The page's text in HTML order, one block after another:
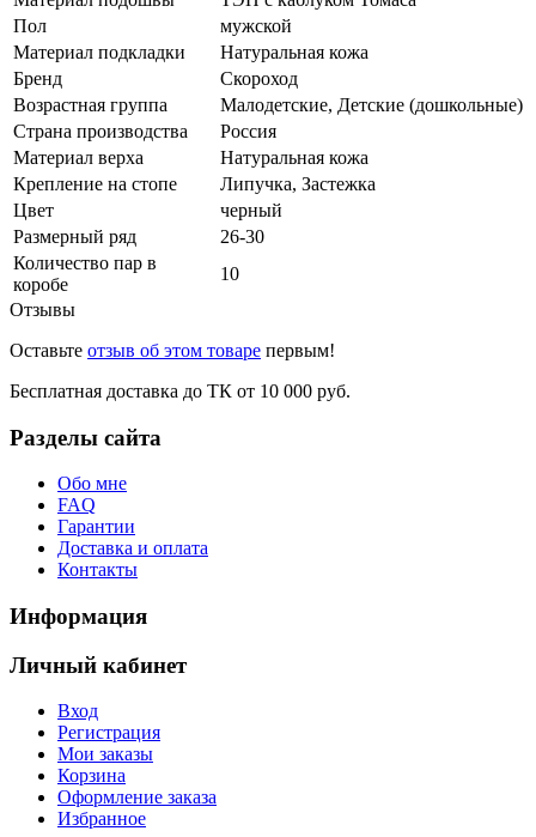
Пол
мужской
Материал подкладки
Натуральная кожа
Бренд
Скороход
Возрастная группа
Малодетские, Детские (дошкольные)
Страна производства
Россия
Материал верха
Натуральная кожа
Крепление на стопе
Липучка, Застежка
Цвет
черный
Размерный ряд
26-30
Количество пар в
коробе
10
Отзывы
Оставьте отзыв об этом товаре первым!
Бесплатная доставка до ТК от 10 000 руб.
Разделы сайта
Обо мне
FAQ
Гарантии
Доставка и оплата
Контакты
Информация
Личный кабинет
Вход
Регистрация
Мои заказы
Корзина
Оформление заказа
Избранное